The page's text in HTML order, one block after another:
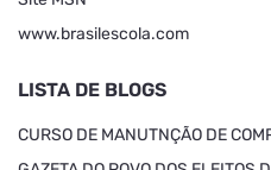
www.brasilescola.com
LISTA DE BLOGS
CURSO DE MANUTNÇÃO DE